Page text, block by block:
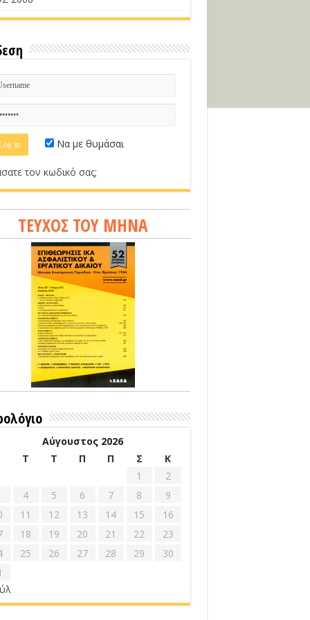
Να με θυμάσαι
τον κωδικό σας;
ΤΕΥΧΟΣ ΤΟΥ ΜΗΝΑ
Αύγουστος 2026
Τ Τ Π Π Σ
Κ
1
2
4 5 6 7 8
9
11 12 13 14 15
16
18 19 20 21 22
23
25 26 27 28 29
30